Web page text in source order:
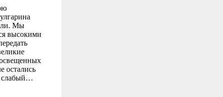
Мы
высокими
остались
слабый…